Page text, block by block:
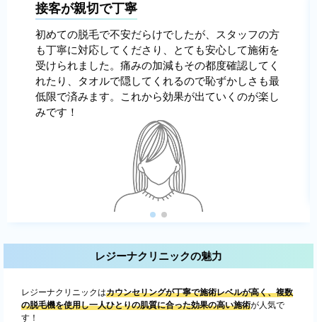
接客が親切で丁寧
初めての脱毛で不安だらけでしたが、スタッフの方
も丁寧に対応してくださり、とても安心して施術を
受けられました。痛みの加減もその都度確認してく
れたり、タオルで隠してくれるので恥ずかしさも最
低限で済みます。これから効果が出ていくのが楽し
みです！
レジーナクリニックの魅力
レジーナクリニックはカウンセリングが丁寧で施術レベルが高く、複数
の脱毛機を使用し一人ひとりの肌質に合った効果の高い施術が人気で
す！